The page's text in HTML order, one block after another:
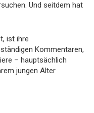
Und seitdem hat
ist ihre
Kommentaren,
– hauptsächlich
jungen Alter